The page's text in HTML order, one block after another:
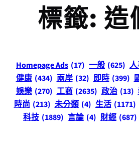
標籤: 造
Homepage Ads (17) 一般 (625)
健康 (434) 兩岸 (32) 即時 (399)
娛樂 (270) 工商 (2635) 政治 (13)
時尚 (213) 未分類 (4) 生活 (1171)
科技 (1889) 言論 (4) 財經 (687)